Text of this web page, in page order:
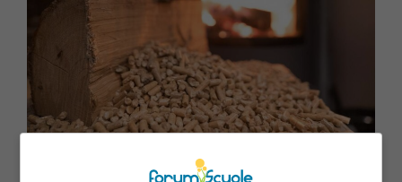
Stufa a pellet così davvero elimini la